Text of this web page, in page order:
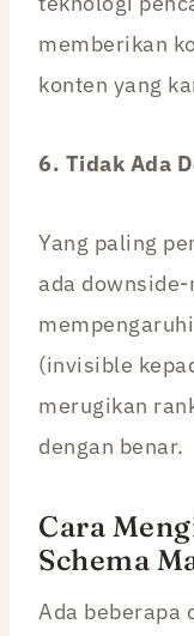
memberikan
konten yang
6. Tidak Ada
Yang paling
ada
(invisible
merugikan
dengan benar.
Cara
Schema
Ada beberapa